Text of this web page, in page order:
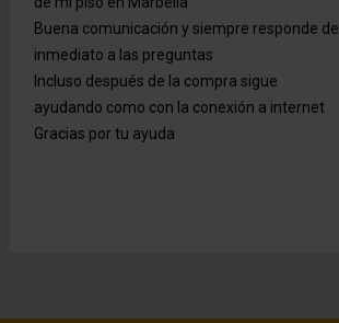
Buena comunicación y siempre responde de
inmediato a las preguntas
Incluso después de la compra sigue
ayudando como con la conexión a internet
Gracias por tu ayuda